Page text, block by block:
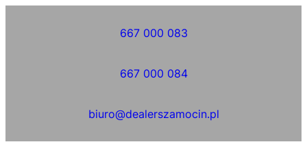
667 000 083
667 000 084
biuro@dealerszamocin.pl